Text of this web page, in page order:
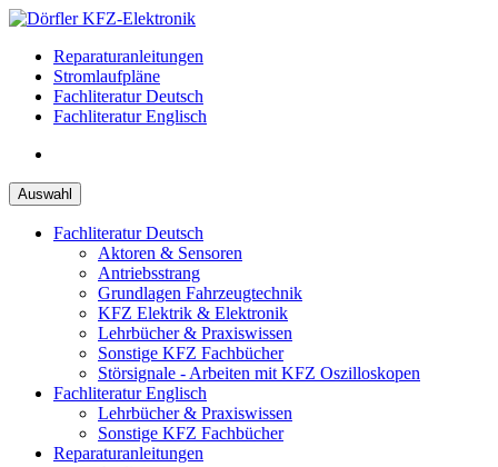
Zum
springenReparaturanleitungen
Stromlaufpläne
Fachliteratur Deutsch
Fachliteratur Englisch
Auswahl
Fachliteratur Deutsch
Aktoren & Sensoren
Antriebsstrang
Grundlagen Fahrzeugtechnik
KFZ Elektrik & Elektronik
Lehrbücher & Praxiswissen
Sonstige KFZ Fachbücher
Störsignale - Arbeiten mit KFZ Oszilloskopen
Fachliteratur Englisch
Lehrbücher & Praxiswissen
Sonstige KFZ Fachbücher
Reparaturanleitungen